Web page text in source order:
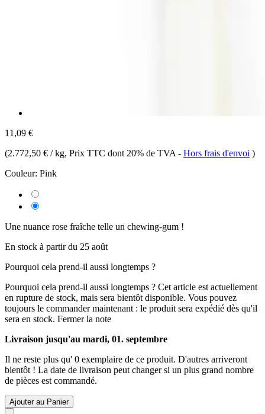
11,09 €
(2.772,50 € / kg, Prix TTC dont 20% de TVA - Hors frais d'envoi )
Couleur: Pink
Une nuance rose fraîche telle un chewing-gum !
En stock à partir du 25 août
Pourquoi cela prend-il aussi longtemps ?
Pourquoi cela prend-il aussi longtemps ? Cet article est actuellement
en rupture de stock, mais sera bientôt disponible. Vous pouvez
toujours le commander maintenant : le produit sera expédié dès qu'il
sera en stock. Fermer la note
Livraison jusqu'au mardi, 01. septembre
Il ne reste plus qu' 0 exemplaire de ce produit. D'autres arriveront
bientôt ! La date de livraison peut changer si un plus grand nombre
de pièces est commandé.
Ajouter au Panier